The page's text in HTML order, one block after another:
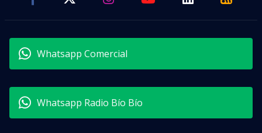
Whatsapp Comercial
Whatsapp Radio Bío Bío